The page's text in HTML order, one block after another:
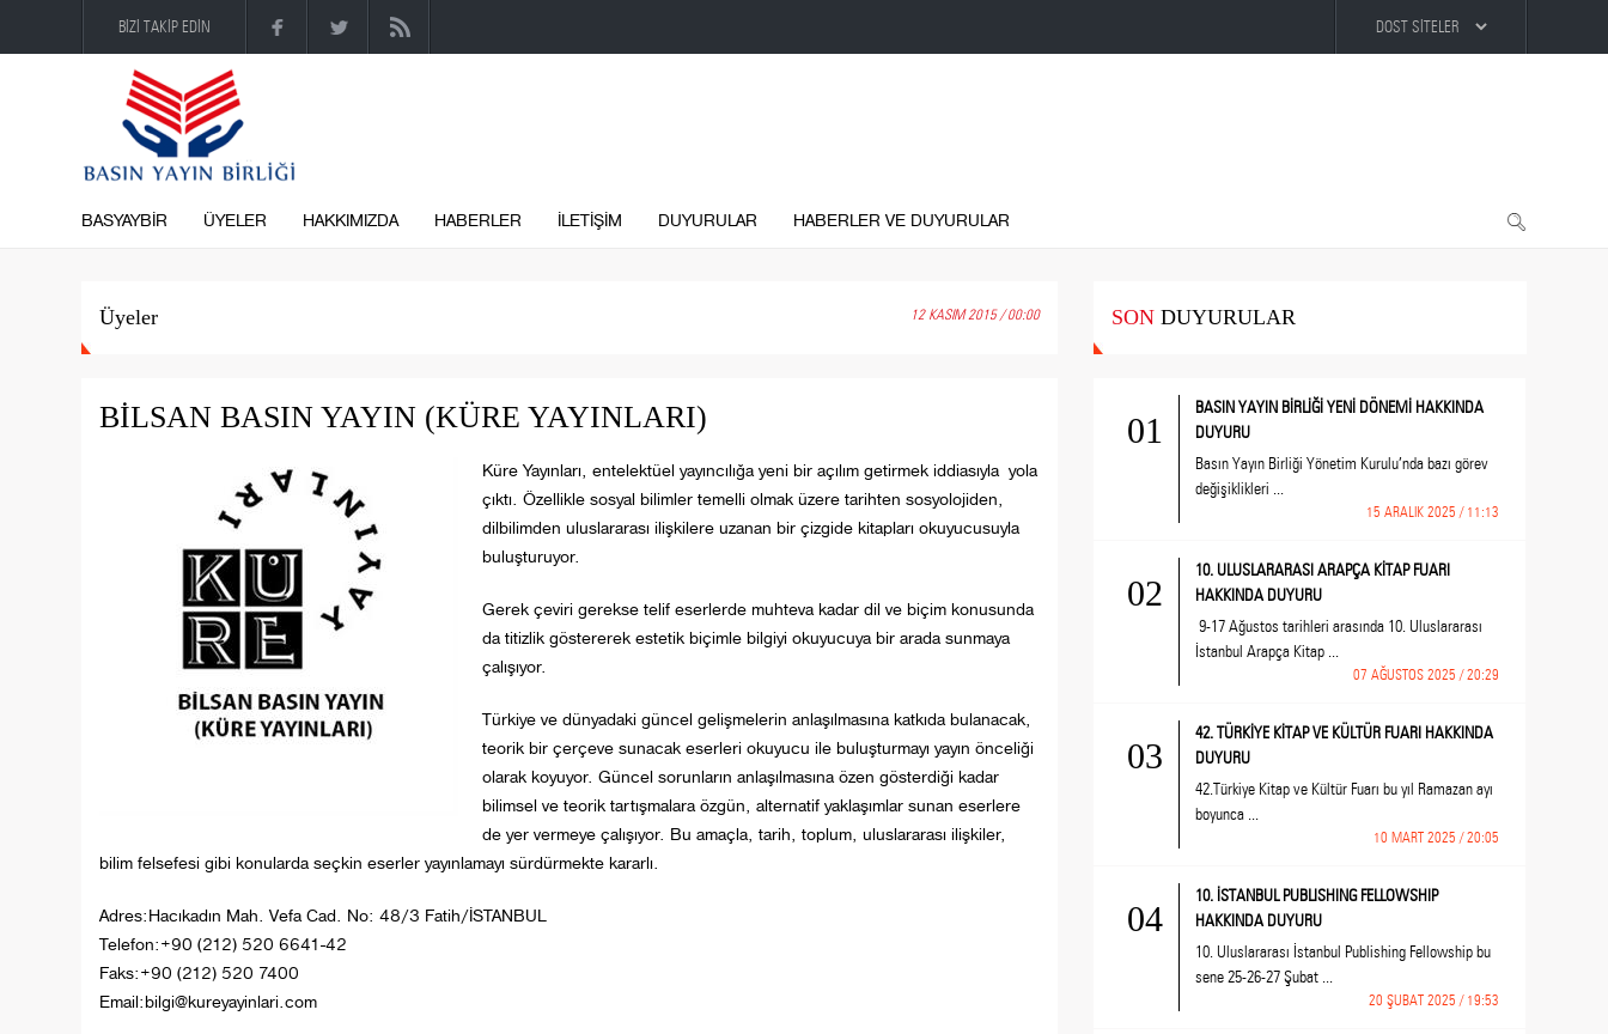
BİZİ TAKİP EDİN
BASYAYBİR ÜYELER HAKKIMIZDA HABERLER İLETİŞİM DUYURULAR HABERLER VE DUYURULAR
Üyeler 12 KASIM 2015 / 00:00
BİLSAN BASIN YAYIN (KÜRE YAYINLARI)
Küre Yayınları, entelektüel yayıncılığa yeni bir açılım getirmek iddiasıyla yola
çıktı. Özellikle sosyal bilimler temelli olmak üzere tarihten sosyolojiden,
dilbilimden uluslararası ilişkilere uzanan bir çizgide kitapları okuyucusuyla
buluşturuyor.
Gerek çeviri gerekse telif eserlerde muhteva kadar dil ve biçim konusunda
da titizlik göstererek estetik biçimle bilgiyi okuyucuya bir arada sunmaya
çalışıyor.
Türkiye ve dünyadaki güncel gelişmelerin anlaşılmasına katkıda bulanacak,
teorik bir çerçeve sunacak eserleri okuyucu ile buluşturmayı yayın önceliği
olarak koyuyor. Güncel sorunların anlaşılmasına özen gösterdiği kadar
bilimsel ve teorik tartışmalara özgün, alternatif yaklaşımlar sunan eserlere
de yer vermeye çalışıyor. Bu amaçla, tarih, toplum, uluslararası ilişkiler,
bilim felsefesi gibi konularda seçkin eserler yayınlamayı sürdürmekte kararlı.
Adres:Hacıkadın Mah. Vefa Cad. No: 48/3 Fatih/İSTANBUL
Telefon:+90 (212) 520 6641-42
Faks:+90 (212) 520 7400
Email:bilgi@kureyayinlari.com
SONDUYURULAR
01
BASIN YAYIN BİRLİĞİ YENİ DÖNEMİ HAKKINDA
DUYURU
Basın Yayın Birliği Yönetim Kurulu’nda bazı görev
değişiklikleri ...
15 ARALIK 2025 / 11:13
02
10. ULUSLARARASI ARAPÇA KİTAP FUARI
HAKKINDA DUYURU
9-17 Ağustos tarihleri arasında 10. Uluslararası
İstanbul Arapça Kitap ...
07 AĞUSTOS 2025 / 20:29
03
42. TÜRKİYE KİTAP VE KÜLTÜR FUARI HAKKINDA
DUYURU
42.Türkiye Kitap ve Kültür Fuarı bu yıl Ramazan ayı
boyunca ...
10 MART 2025 / 20:05
04
10. İSTANBUL PUBLISHING FELLOWSHIP
HAKKINDA DUYURU
10. Uluslararası İstanbul Publishing Fellowship bu
sene 25-26-27 Şubat ...
20 ŞUBAT 2025 / 19:53